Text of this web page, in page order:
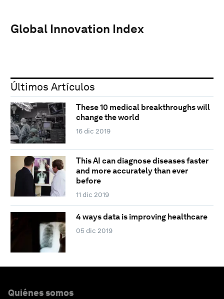
Global Innovation Index
Últimos Artículos
These 10 medical breakthroughs will
change the world
16 dic 2019
This AI can diagnose diseases faster
and more accurately than ever
before
11 dic 2019
4 ways data is improving healthcare
05 dic 2019
Quiénes somos